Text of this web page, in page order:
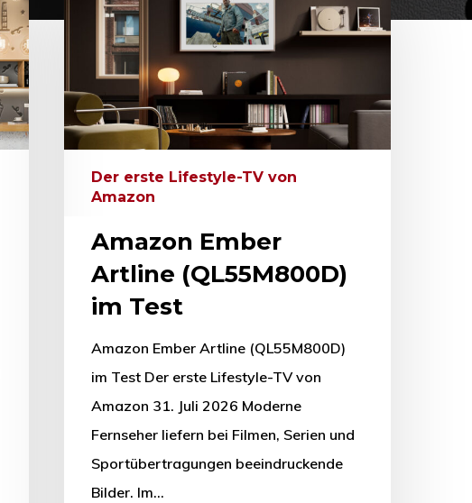
Der erste Lifestyle-TV von
Amazon
Amazon Ember
Artline (QL55M800D)
im Test
Amazon Ember Artline (QL55M800D)
im Test Der erste Lifestyle-TV von
Amazon 31. Juli 2026 Moderne
Fernseher liefern bei Filmen, Serien und
Sportübertragungen beeindruckende
Bilder. Im…